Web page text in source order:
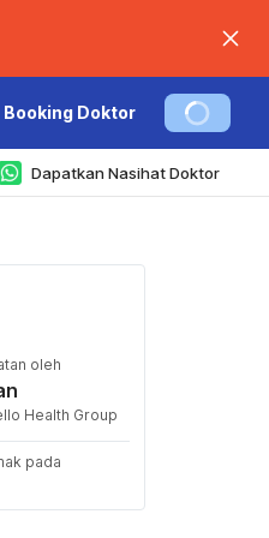
Booking Doktor
Dapatkan Nasihat Doktor
oleh
Health Group
pada